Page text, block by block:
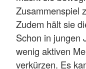
Wo?
Alle Kurse finden
Barsbüttel,
Barsbüttel
15,00 Euro
5,00 Euro für
Stunde
Zusammenspiel
Zudem hält sie
Schon in jungen
wenig aktiven
verkürzen. Es